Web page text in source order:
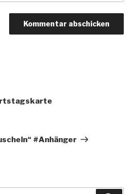
#Anhänger